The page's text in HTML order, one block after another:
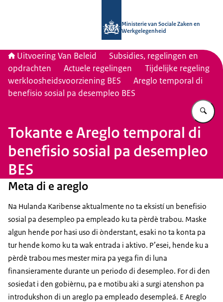
Ministerie van Sociale Zaken en
Werkgelegenheid
Uitvoering Van Beleid
Subsidies, regelingen en
opdrachten
Actuele regelingen
Tijdelijke regeling
werkloosheidsvoorziening BES
Areglo temporal di
benefisio sosial pa desempleo BES
Tokante e Areglo temporal di
benefisio sosial pa desempleo
BES
Meta di e areglo
Na Hulanda Karibense aktualmente no ta eksistí un benefisio
sosial pa desempleo pa empleado ku ta pèrdè trabou. Maske
algun hende por hasi uso di ònderstant, esaki no ta konta pa
tur hende komo ku ta wak entrada i aktivo. P’esei, hende ku a
pèrdè trabou mes mester mira pa yega fin di luna
finansieramente durante un periodo di desempleo. For di den
sosiedat i den gobièrnu, pa e motibu aki a surgi atenshon pa
introdukshon di un areglo pa empleado desempleá. E Areglo